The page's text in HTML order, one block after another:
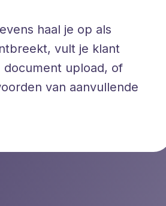
haal je op als
vult je klant
document upload, of
van aanvullende